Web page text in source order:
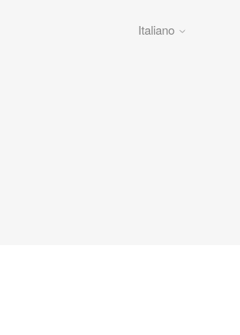
Italiano